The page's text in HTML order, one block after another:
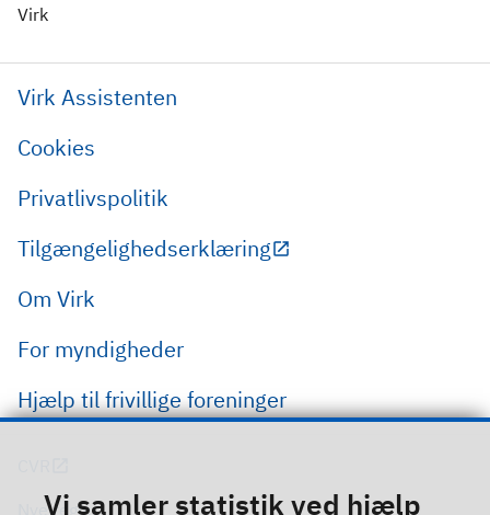
Vi samler statistik ved hjælp
Virk
Virk Assistenten
Cookies
Privatlivspolitik
Tilgængelighedserklæring
Om Virk
For myndigheder
Hjælp til frivillige foreninger
Nye regler